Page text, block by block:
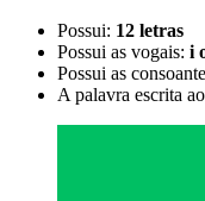
Possui: 12 letras
Possui as vogais: i
Possui as
A palavra escrita